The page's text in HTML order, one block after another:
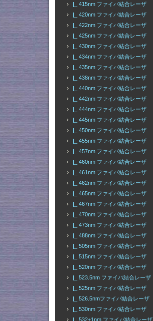
|_ 415nm ファイバ結合レーザ
|_ 420nm ファイバ結合レーザ
|_ 422nm ファイバ結合レーザ
|_ 425nm ファイバ結合レーザ
|_ 430nm ファイバ結合レーザ
|_ 434nm ファイバ結合レーザ
|_ 435nm ファイバ結合レーザ
|_ 438nm ファイバ結合レーザ
|_ 440nm ファイバ結合レーザ
|_ 442nm ファイバ結合レーザ
|_ 444nm ファイバ結合レーザ
|_ 445nm ファイバ結合レーザ
|_ 450nm ファイバ結合レーザ
|_ 455nm ファイバ結合レーザ
|_ 457nm ファイバ結合レーザ
|_ 460nm ファイバ結合レーザ
|_ 461nm ファイバ結合レーザ
|_ 462nm ファイバ結合レーザ
|_ 465nm ファイバ結合レーザ
|_ 467nm ファイバ結合レーザ
|_ 470nm ファイバ結合レーザ
|_ 473nm ファイバ結合レーザ
|_ 488nm ファイバ結合レーザ
|_ 505nm ファイバ結合レーザ
|_ 515nm ファイバ結合レーザ
|_ 520nm ファイバ結合レーザ
|_ 523.5nm ファイバ結合レーザ
|_ 525nm ファイバ結合レーザ
|_ 526.5nmファイバ結合レーザ
|_ 530nm ファイバ結合レーザ
|_ 532±1nm ファイバ結合レーザ